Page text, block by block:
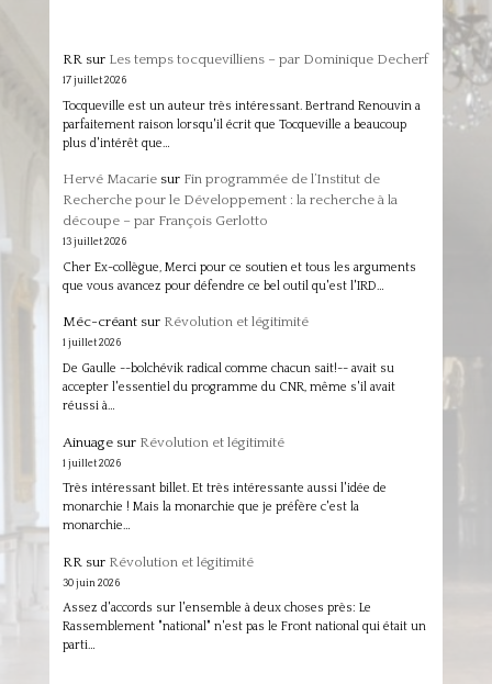
RRsur Les temps tocquevilliens – par Dominique Decherf
17 juillet 2026
Tocqueville est un auteur très intéressant. Bertrand Renouvin a
parfaitement raison lorsqu'il écrit que Tocqueville a beaucoup
plus d'intérêt que…
Hervé Macariesur Fin programmée de l’Institut de
Recherche pour le Développement : la recherche à la
découpe – par François Gerlotto
13 juillet 2026
Cher Ex-collègue, Merci pour ce soutien et tous les arguments
que vous avancez pour défendre ce bel outil qu'est l'IRD…
Méc-créantsur Révolution et légitimité
1 juillet 2026
De Gaulle --bolchévik radical comme chacun sait!-- avait su
accepter l'essentiel du programme du CNR, même s'il avait
réussi à…
Ainuagesur Révolution et légitimité
1 juillet 2026
Très intéressant billet. Et très intéressante aussi l'idée de
monarchie ! Mais la monarchie que je préfère c'est la
monarchie…
RR sur Révolution et légitimité
30 juin 2026
Assez d'accords sur l'ensemble à deux choses près: Le
Rassemblement "national" n'est pas le Front national qui était un
parti…